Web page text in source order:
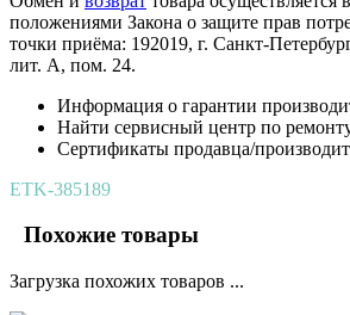
положениями Закона о защите прав
точки приёма: 192019, г. Санкт-
лит. А, пом. 24.
Информация о гарантии
Найти сервисный центр по
Сертификаты продавца/
ETK-385189
Похожие товары
Загрузка похожих товаров ...